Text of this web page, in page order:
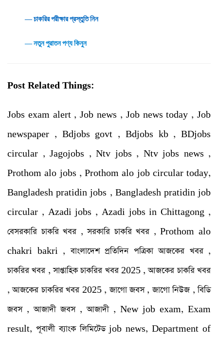
― চাকরির পরীক্ষার প্রস্তুতি নিন
― নতুন পুরাতন পণ্য কিনুন
Post Related Things:
Jobs exam alert , Job news , Job news today , Job
newspaper , Bdjobs govt , Bdjobs kb , BDjobs
circular , Jagojobs , Ntv jobs , Ntv jobs news ,
Prothom alo jobs , Prothom alo job circular today,
Bangladesh pratidin jobs , Bangladesh pratidin job
circular , Azadi jobs , Azadi jobs in Chittagong ,
বেসরকারি চাকরি খবর , সরকারি চাকরি খবর , Prothom alo
chakri bakri , বাংলাদেশ প্রতিদিন পত্রিকা আজকের খবর ,
চাকরির খবর , সাপ্তাহিক চাকরির খবর 2025 , আজকের চাকরি খবর
, আজকের চাকরির খবর 2025 , জাগো জবস , জাগো নিউজ , বিডি
জবস , আজাদী জবস , আজাদী , New job exam, Exam
result, পূবালী ব্যাংক লিমিটেড job news, Department of